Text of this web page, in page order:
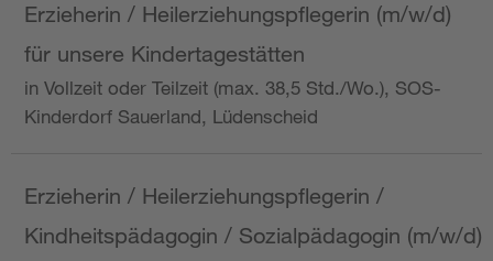
Erzieherin / Heilerziehungspflegerin (m/w/d)
für unsere Kindertagestätten
in Vollzeit oder Teilzeit (max. 38,5 Std./Wo.), SOS-
Kinderdorf Sauerland, Lüdenscheid
Erzieherin / Heilerziehungspflegerin /
Kindheitspädagogin / Sozialpädagogin (m/w/d)